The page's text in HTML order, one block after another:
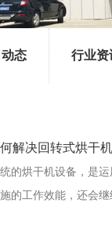
态 行业资
解决回转式烘干
的烘干机设备，是
的工作效能，还会